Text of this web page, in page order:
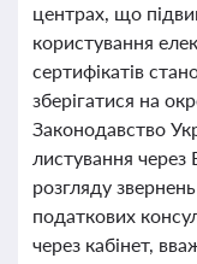
центрах, що
користування
сертифікатів
зберігатися на
Законодавство
листування через
розгляду
податкових
через кабінет,